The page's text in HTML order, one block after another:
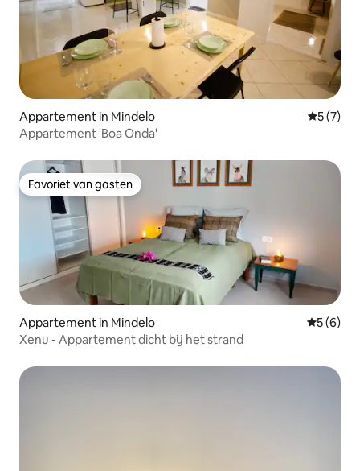
Appartement in Mindelo
5 (7)
Appartement 'Boa Onda'
Favoriet van gasten
Favoriet van gasten
Appartement in Mindelo
5 (6)
Xenu - Appartement dicht bij het strand